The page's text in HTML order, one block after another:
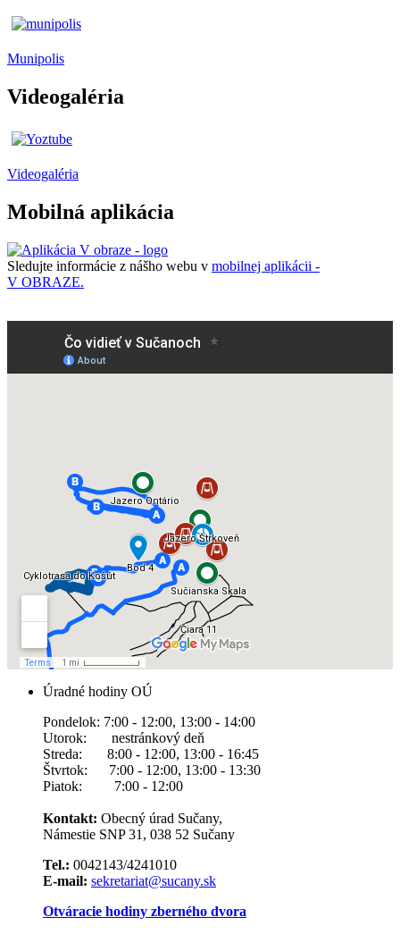
Munipolis
Videogaléria
Videogaléria
Mobilná aplikácia
Sledujte informácie z nášho webu v mobilnej aplikácii -
V OBRAZE.
Úradné hodiny OÚ
Pondelok: 7:00 - 12:00, 13:00 - 14:00
Utorok: nestránkový deň
Streda: 8:00 - 12:00, 13:00 - 16:45
Štvrtok: 7:00 - 12:00, 13:00 - 13:30
Piatok: 7:00 - 12:00
Kontakt: Obecný úrad Sučany,
Námestie SNP 31, 038 52 Sučany
Tel.: 0042143/4241010
E-mail: sekretariat@sucany.sk
Otváracie hodiny zberného dvora